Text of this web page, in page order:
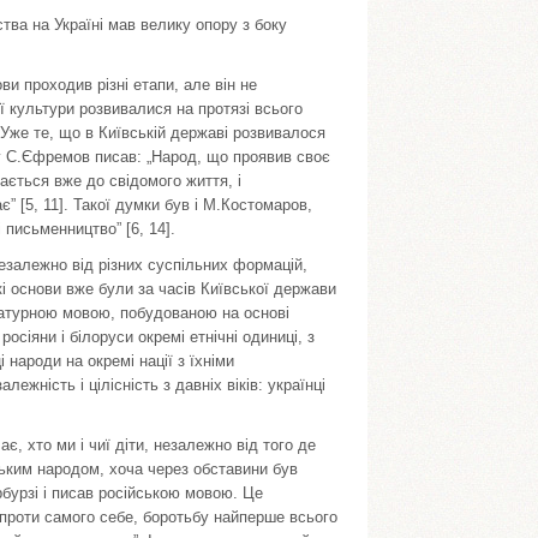
на Україні мав велику опору з боку
проходив різні етапи, але він не
культури розвивалися на протязі всього
Уже те, що в Київській державі розвивалося
С.Єфремов писав: „Народ, що проявив своє
вже до свідомого життя, і
[5, 11]. Такої думки був і М.Костомаров,
[6, 14].
від різних суспільних формацій,
основи вже були за часів Київської держави
мовою, побудованою на основі
і білоруси окремі етнічні одиниці, з
на окремі нації з їхніми
і цілісність з давніх віків: українці
хто ми і чиї діти, незалежно від того де
народом, хоча через обставини був
і писав російською мовою. Це
самого себе, боротьбу найперше всього